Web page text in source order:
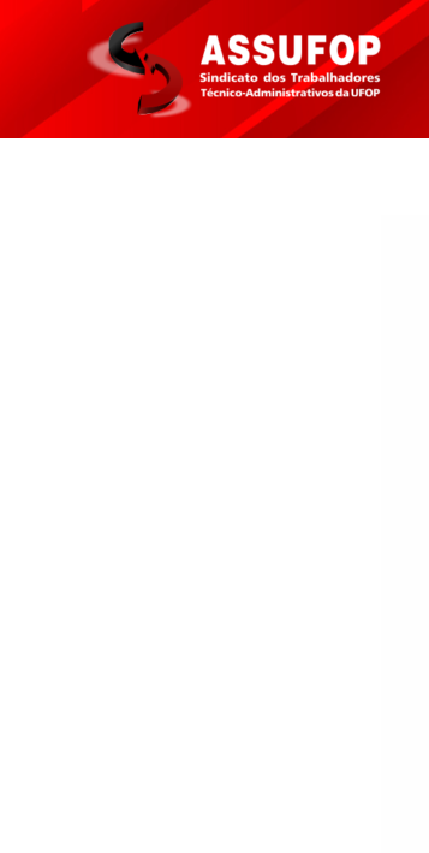
conteúdo